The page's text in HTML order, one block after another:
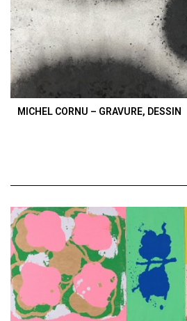
MICHEL CORNU – GRAVURE, DESSIN